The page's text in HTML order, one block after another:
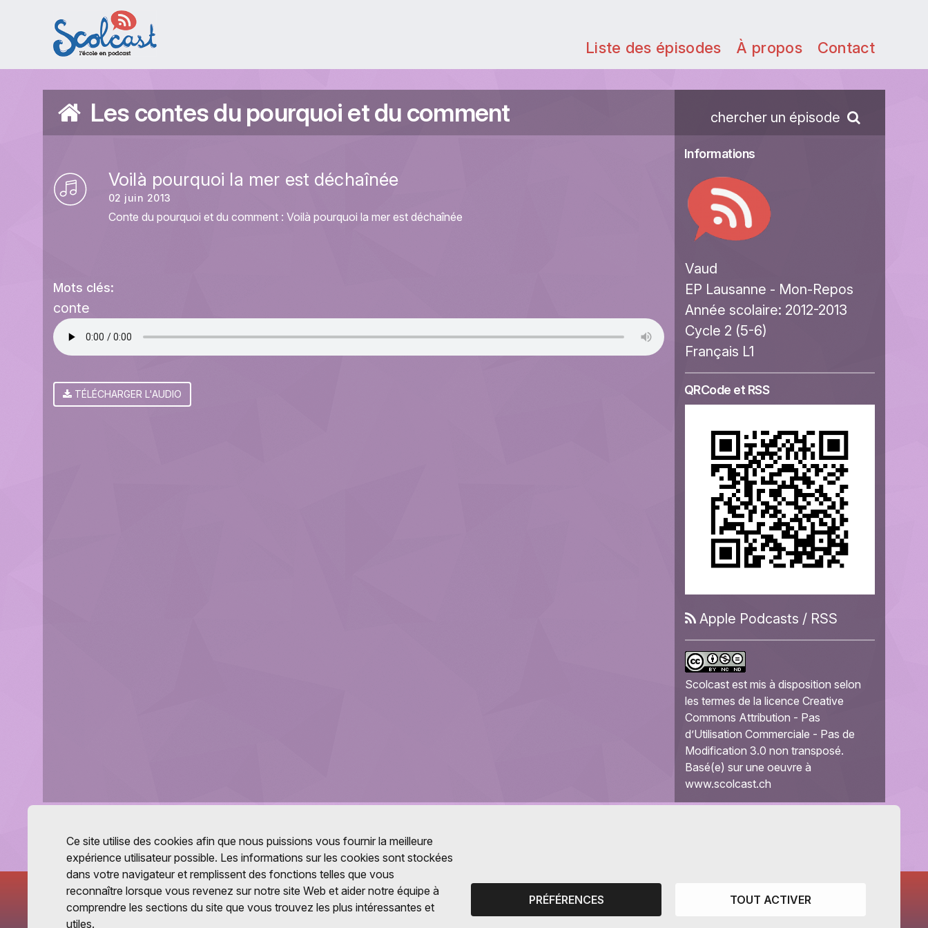
Aller au contenu principal
Liste des épisodes À propos Contact
Les contes du pourquoi et du comment chercher un épisode
Voilà pourquoi la mer est déchaînée
02 juin 2013
Conte du pourquoi et du comment : Voilà pourquoi la mer est déchaînée
Mots clés:
conte
TÉLÉCHARGER L'AUDIO
Informations
Vaud
EP Lausanne - Mon-Repos
Année scolaire: 2012-2013
Cycle 2 (5-6)
Français L1
QRCode et RSS
Apple Podcasts / RSS
Scolcast est mis à disposition selon
les termes de la licence Creative
Commons Attribution - Pas
d’Utilisation Commerciale - Pas de
Modification 3.0 non transposé.
Basé(e) sur une oeuvre à
www.scolcast.ch
Ce site utilise des cookies afin que nous puissions vous fournir la meilleure
expérience utilisateur possible. Les informations sur les cookies sont stockées
dans votre navigateur et remplissent des fonctions telles que vous
reconnaître lorsque vous revenez sur notre site Web et aider notre équipe à
comprendre les sections du site que vous trouvez les plus intéressantes et
utiles.
PRÉFÉRENCES TOUT ACTIVER